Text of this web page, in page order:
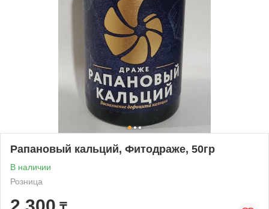
Рапановый кальций, Фитодраже, 50гр
В наличии
Розница